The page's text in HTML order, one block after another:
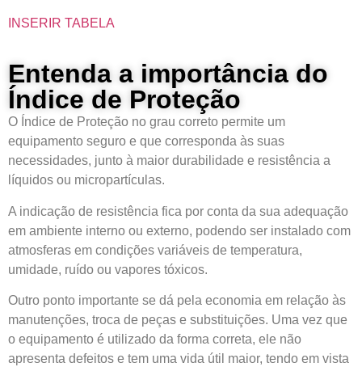
INSERIR TABELA
Entenda a importância do
Índice de Proteção
O Índice de Proteção no grau correto permite um
equipamento seguro e que corresponda às suas
necessidades, junto à maior durabilidade e resistência a
líquidos ou micropartículas.
A indicação de resistência fica por conta da sua adequação
em ambiente interno ou externo, podendo ser instalado com
atmosferas em condições variáveis de temperatura,
umidade, ruído ou vapores tóxicos.
Outro ponto importante se dá pela economia em relação às
manutenções, troca de peças e substituições. Uma vez que
o equipamento é utilizado da forma correta, ele não
apresenta defeitos e tem uma vida útil maior, tendo em vista